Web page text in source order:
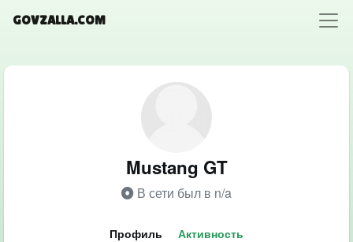
GOVZALLA.COM
Mustang GT
В сети был в n/a
Профиль Активность